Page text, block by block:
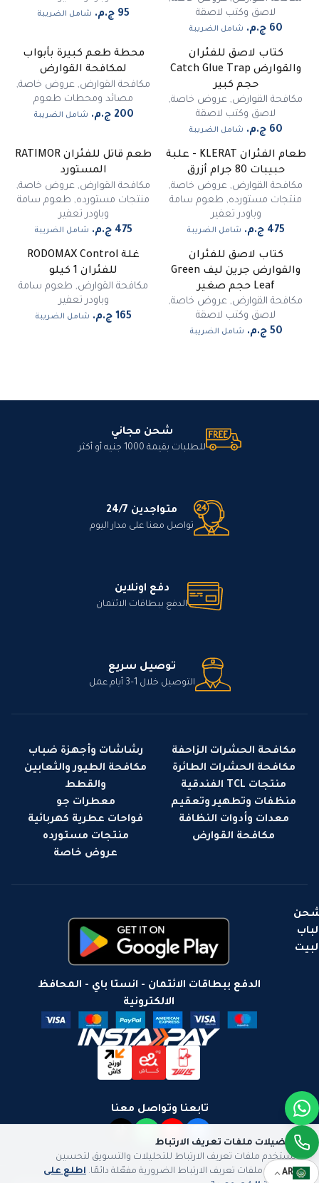
تفضيلات ملفات تعريف الارتباط
نستخدم ملفات تعريف الارتباط للتحليلات والتسويق لتحسين
تجربتك. ملفات تعريف الارتباط الضرورية مفعّلة دائمًا. اطلع على
لاصق وكتب لاصقة
شامل الضريبة
شامل الضريبة
كتاب لاصق للفئران
والقوارض Catch Glue Trap
حجم كبير
مكافحة القوارض, عروض خاصة,
لاصق وكتب لاصقة
شامل الضريبة
محطة طعم كبيرة بأبواب
لمكافحة القوارض
مكافحة القوارض, عروض خاصة,
مصائد ومحطات طعوم
شامل الضريبة
غير متوفر طعام الفئران KLERAT - علبة
حبيبات 80 جرام أزرق
مكافحة القوارض, عروض خاصة,
منتجات مستورده, طعوم سامة
وباودر تعفير
شامل الضريبة
طعم قاتل للفئران RATIMOR
المستورد
مكافحة القوارض, عروض خاصة,
منتجات مستورده, طعوم سامة
وباودر تعفير
شامل الضريبة
كتاب لاصق للفئران
والقوارض جرين ليف Green
Leaf حجم صغير
مكافحة القوارض, عروض خاصة,
لاصق وكتب لاصقة
شامل الضريبة
غلة RODOMAX Control
للفئران 1 كيلو
مكافحة القوارض, طعوم سامة
وباودر تعفير
شامل الضريبة
شحن مجاني
للطلبات بقيمة 1000 جنيه أو أكثر
متواجدين 24/7
تواصل معنا على مدار اليوم
دفع اونلاين
الدفع ببطاقات الائتمان
توصيل سريع
التوصيل خلال 1–3 أيام عمل
مكافحة الحشرات الزاحفة
مكافحة الحشرات الطائرة
منتجات TCL الفندقية
منظفات وتطهير وتعقيم
معدات وأدوات النظافة
مكافحة القوارض
رشاشات وأجهزة ضباب
مكافحة الطيور والثعابين
والقطط
معطرات جو
فواحات عطرية كهربائية
منتجات مستورده
عروض خاصة
لباب
تابعنا وتواصل معنا
الدفع ببطاقات الائتمان - انستا باي - المحافظ
الالكترونية
AR